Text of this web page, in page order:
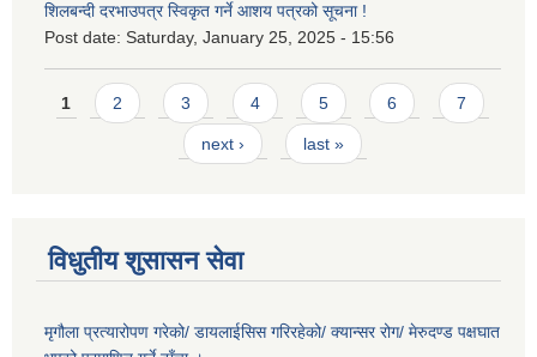
शिलबन्दी दरभाउपत्र स्विकृत गर्ने आशय पत्रको सूचना !
Post date: Saturday, January 25, 2025 - 15:56
Pages
1 2 3 4 5 6 7
next › last »
विधुतीय शुसासन सेवा
मृगौला प्रत्यारोपण गरेको/ डायलाईसिस गरिरहेको/ क्यान्सर रोग/ मेरुदण्ड पक्षघात